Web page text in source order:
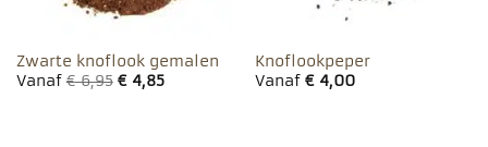
Zwarte knoflook gemalen
Vanaf€6,95 €4,85
Knoflookpeper
Vanaf €4,00